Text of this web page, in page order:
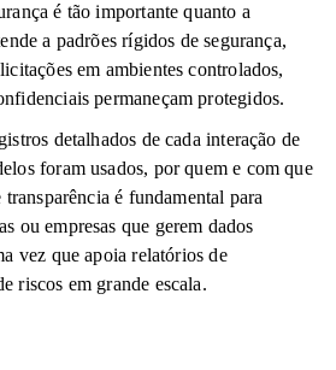
é tão importante quanto a
a padrões rígidos de segurança,
em ambientes controlados,
permaneçam protegidos.
detalhados de cada interação de
foram usados, por quem e com que
é fundamental para
ou empresas que gerem dados
vez que apoia relatórios de
riscos em grande escala.